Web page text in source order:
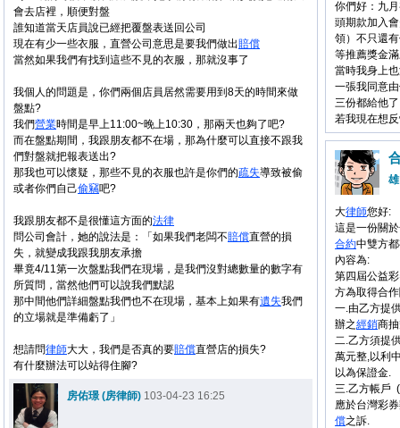
會去店裡，順便對盤
誰知道當天店員說已經把覆盤表送回公司
現在有少一些衣服，直營公司意思是要我們做出賠償
當然如果我們有找到這些不見的衣服，那就沒事了
我個人的問題是， 你們兩個店員居然需要用到8天的時間來做
盤點?
我們營業時間是早上11:00~晚上10:30，那兩天也夠了吧?
而在盤點期間，我跟朋友都不在場，那為什麼可以直接不跟我
們對盤就把報表送出?
那我也可以懷疑，那些不見的衣服也許是你們的疏失導致被偷
或者你們自己偷竊吧?
我跟朋友都不是很懂這方面的法律
問公司會計，她的說法是：「如果我們老闆不賠償直營的損
失，就變成我跟我朋友承擔
畢竟4/11第一次盤點我們在現場，是我們沒對總數量的數字有
所質問，當然他們可以說我們默認
那中間他們詳細盤點我們也不在現場，基本上如果有遺失我們
的立場就是準備虧了」
想請問律師大大，我們是否真的要賠償直營店的損失?
有什麼辦法可以站得住腳?
房佑璟 (房律師) 103-04-23 16:25
你們好：九
頭期款加入
領）不只還
等推薦獎金
當時我身上
一張我同意
三份都給他
若我現在想
雄
大律師您好:
這是一份關
合約中雙方
內容為:
第四屆公益
方為取得合
一.由乙方提
辦之經銷商
二.乙方須提
萬元整,以利
以為保證金.
三.乙方帳戶
應於台灣彩
償之訴.